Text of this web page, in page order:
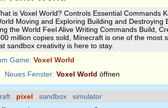
is Voxel World? Controls Essential Commands
Moving and Exploring Building and Destroying
the World Feel Alive Writing Commands Build,
million copies sold, Minecraft is one of the most
sandbox creativity is here to stay.
Game: Voxel World
Neues Fenster: Voxel World öffnen
pixel sandbox simulator